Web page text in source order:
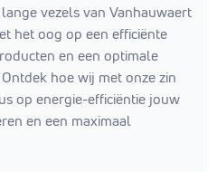
vezels van Vanhauwaert
het oog op een efficiënte
en een optimale
hoe wij met onze zin
op energie-efficiëntie jouw
en een maximaal